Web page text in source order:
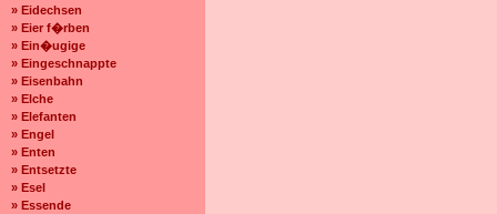
» Eidechsen
» Eier f�rben
» Ein�ugige
» Eingeschnappte
» Eisenbahn
» Elche
» Elefanten
» Engel
» Enten
» Entsetzte
» Esel
» Essende